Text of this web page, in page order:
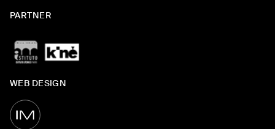
PARTNER
WEB DESIGN